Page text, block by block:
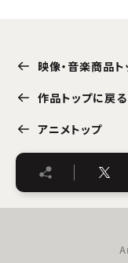
映像・音楽商品
作品トップに戻る
アニメトップ